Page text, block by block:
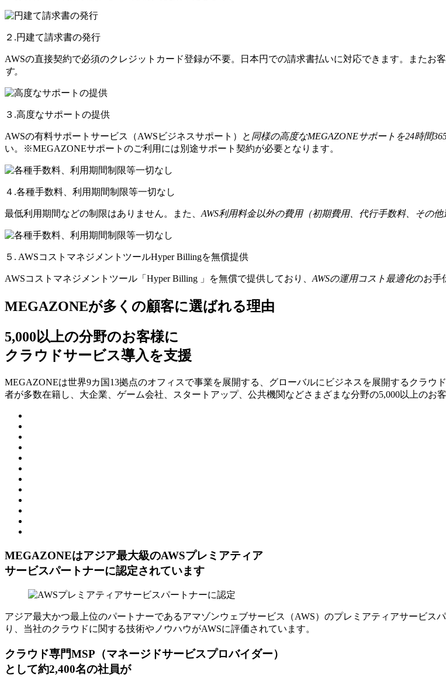
２.円建て請求書の発行
AWSの直接契約で必須のクレジットカード登録が不要。日本円での請求書払いに対応できます。またお
す。
３.高度なサポートの提供
AWSの有料サポートサービス（AWSビジネスサポート）と 同様の高度なMEGAZONEサポートを24時間
い。※MEGAZONEサポートのご利用には別途サポート契約が必要となります。
４.各種手数料、利用期間制限等一切なし
最低利用期間などの制限はありません。また、 AWS利用料金以外の費用（初期費用、代行手数料、その
５. AWSコストマネジメントツールHyper Billingを無償提供
AWSコストマネジメントツール「Hyper Billing 」を無償で提供しており、 AWSの運⽤コスト最適化のお⼿
MEGAZONEが多くの顧客に選ばれる理由
5,000以上の分野のお客様に
クラウドサービス導入を支援
MEGAZONEは世界9カ国13拠点のオフィスで事業を展開する、グローバルにビジネスを展開するクラ
者が多数在籍し、⼤企業、ゲーム会社、スタートアップ、公共機関などさまざまな分野の5,000以上のお
MEGAZONEはアジア最⼤級のAWSプレミアティア
サービスパートナーに認定されています
アジア最大かつ最上位のパートナーであるアマゾンウェブサービス（AWS）のプレミアティアサービ
り、当社のクラウドに関する技術やノウハウがAWSに評価されています。
クラウド専門MSP （マネージドサービスプロバイダー）
として約2,400名の社員が